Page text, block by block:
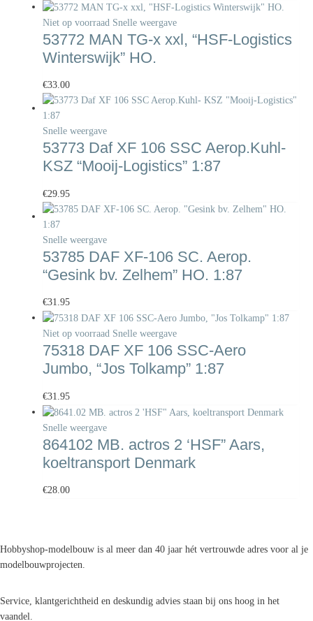
Niet op voorraad Snelle weergave
53772 MAN TG-x xxl, “HSF-Logistics
Winterswijk” HO.
€33.00
Snelle weergave
53773 Daf XF 106 SSC Aerop.Kuhl-
KSZ “Mooij-Logistics” 1:87
€29.95
Snelle weergave
53785 DAF XF-106 SC. Aerop.
“Gesink bv. Zelhem” HO. 1:87
€31.95
Niet op voorraad Snelle weergave
75318 DAF XF 106 SSC-Aero
Jumbo, “Jos Tolkamp” 1:87
€31.95
Snelle weergave
864102 MB. actros 2 ‘HSF” Aars,
koeltransport Denmark
€28.00
Hobbyshop-modelbouw is al meer dan 40 jaar hét vertrouwde adres voor al je
modelbouwprojecten.
Service, klantgerichtheid en deskundig advies staan bij ons hoog in het
vaandel.